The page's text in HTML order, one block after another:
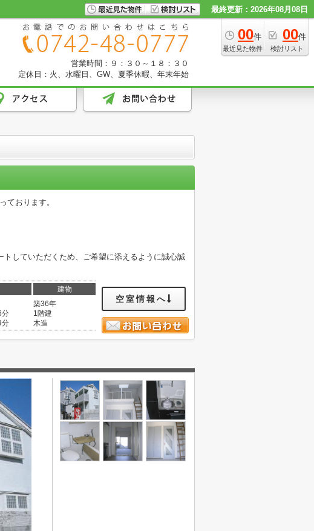
最終更新：2026年08月08日
00件
最近見た物件
00件
検討リスト
営業時間：９：３０～１８：３０
定休日：火、水曜日、GW、夏季休暇、年末年始
ております。
していただくため、ご希望に添えるように誠心誠
建物
分
分
築36年
1階建
木造
空室情報へ